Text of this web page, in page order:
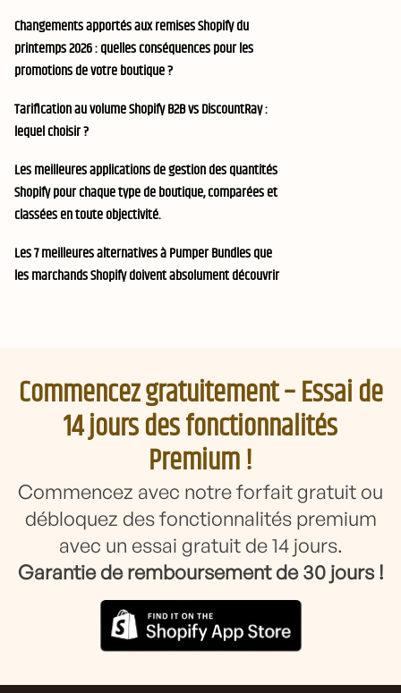
Changements apportés aux remises Shopify du
printemps 2026 : quelles conséquences pour les
promotions de votre boutique ?
Tarification au volume Shopify B2B vs DiscountRay :
lequel choisir ?
Les meilleures applications de gestion des quantités
Shopify pour chaque type de boutique, comparées et
classées en toute objectivité.
Les 7 meilleures alternatives à Pumper Bundles que
les marchands Shopify doivent absolument découvrir
Commencez gratuitement – Essai de
14 jours des fonctionnalités
Premium !
Commencez avec notre forfait gratuit ou
débloquez des fonctionnalités premium
avec un essai gratuit de 14 jours.
Garantie de remboursement de 30 jours !